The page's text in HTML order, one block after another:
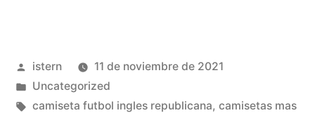
Y
Por
Publicado
por
istern
11 de noviembre de 2021
Publicado
en
Uncategorized
Etiquetas:
camiseta futbol ingles republicana, camisetas mas